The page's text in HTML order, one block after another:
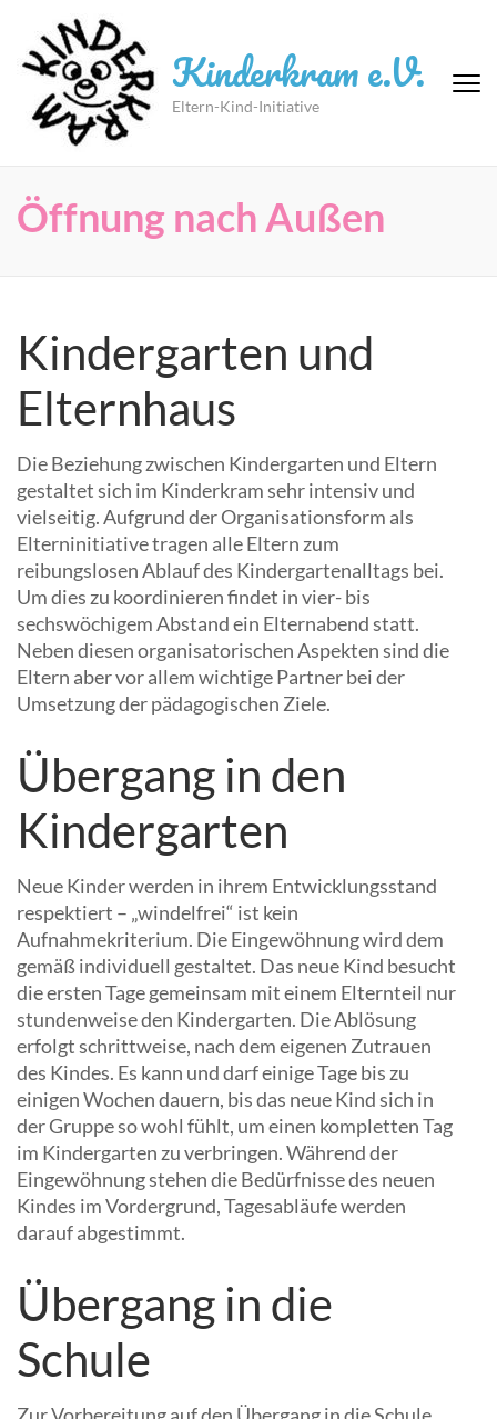
Inhalt
springen
(Eingabetaste
drücken)
Kinderkram e.V.
Eltern-Kind-Initiative
Öffnung nach Außen
Kindergarten und
Elternhaus
Die Beziehung zwischen Kindergarten und Eltern
gestaltet sich im Kinderkram sehr intensiv und
vielseitig. Aufgrund der Organisationsform als
Elterninitiative tragen alle Eltern zum
reibungslosen Ablauf des Kindergartenalltags bei.
Um dies zu koordinieren findet in vier- bis
sechswöchigem Abstand ein Elternabend statt.
Neben diesen organisatorischen Aspekten sind die
Eltern aber vor allem wichtige Partner bei der
Umsetzung der pädagogischen Ziele.
Übergang in den
Kindergarten
Neue Kinder werden in ihrem Entwicklungsstand
respektiert – „windelfrei“ ist kein
Aufnahmekriterium. Die Eingewöhnung wird dem
gemäß individuell gestaltet. Das neue Kind besucht
die ersten Tage gemeinsam mit einem Elternteil nur
stundenweise den Kindergarten. Die Ablösung
erfolgt schrittweise, nach dem eigenen Zutrauen
des Kindes. Es kann und darf einige Tage bis zu
einigen Wochen dauern, bis das neue Kind sich in
der Gruppe so wohl fühlt, um einen kompletten Tag
im Kindergarten zu verbringen. Während der
Eingewöhnung stehen die Bedürfnisse des neuen
Kindes im Vordergrund, Tagesabläufe werden
darauf abgestimmt.
Übergang in die
Schule